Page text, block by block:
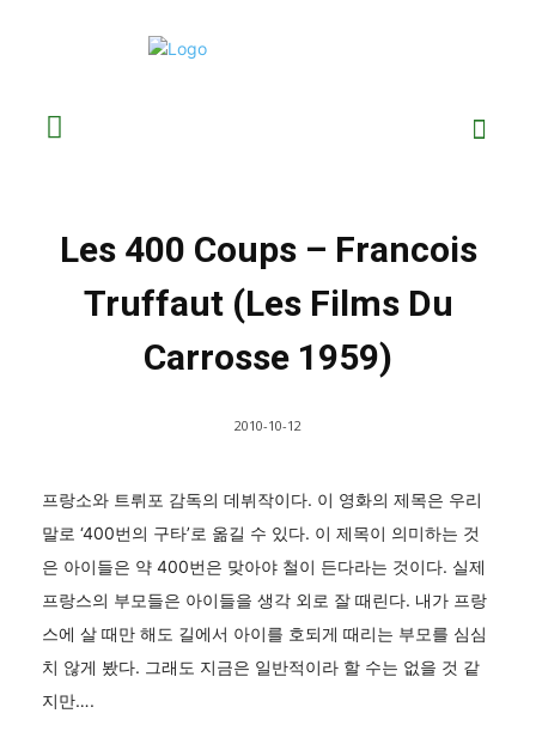
Les 400 Coups – Francois
Truffaut (Les Films Du
Carrosse 1959)
2010-10-12
프랑소와 트뤼포 감독의 데뷔작이다. 이 영화의 제목은 우리
말로 ‘400번의 구타’로 옮길 수 있다. 이 제목이 의미하는 것
은 아이들은 약 400번은 맞아야 철이 든다라는 것이다. 실제
프랑스의 부모들은 아이들을 생각 외로 잘 때린다. 내가 프랑
스에 살 때만 해도 길에서 아이를 호되게 때리는 부모를 심심
치 않게 봤다. 그래도 지금은 일반적이라 할 수는 없을 것 같
지만….